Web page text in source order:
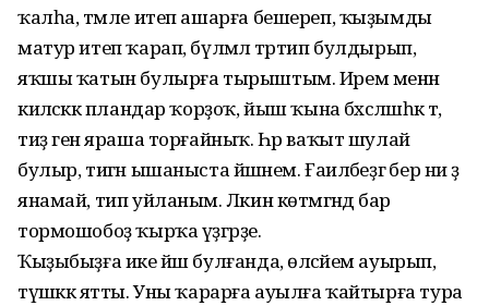
ҡалһа, тәмле итеп ашарға бешереп, ҡыҙымды
матур итеп ҡарап, бүлмәлә тәртип булдырып,
яҡшы ҡатын булырға тырыштым. Ирем менән
киләсәккә пландар ҡорҙоҡ, йыш ҡына бәхәсләшһәк тә,
тиҙ генә яраша тор­ғайныҡ. Һәр ваҡыт шулай
булыр, тигән ышаныста йәшәнем. Ғаиләбеҙгә бер ни ҙә
янамай, тип уйланым. Ләкин көтмә­гәндә бар
тормошобоҙ ҡырҡа үҙгәрҙе.
Ҡыҙыбыҙға ике йәш булғанда, өләсәйем ауырып,
түшәккә ятты. Уны ҡарарға ауылға ҡайтырға тура